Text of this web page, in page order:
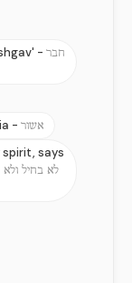
- חבר
- אשור
spirit, says
לא בחיל